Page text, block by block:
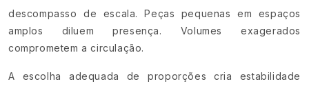
descompasso de escala. Peças pequenas em espaços
amplos diluem presença. Volumes exagerados
comprometem a circulação.
A escolha adequada de proporções cria estabilidade